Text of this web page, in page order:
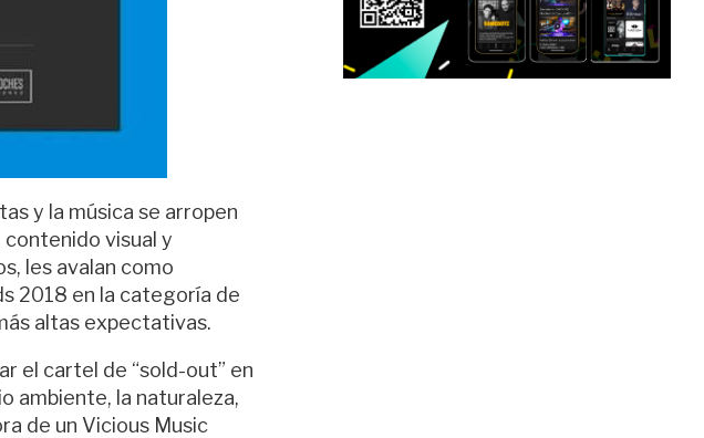
y la música se arropen
visual y
les avalan como
2018 en la categoría de
altas expectativas.
el cartel de “sold-out” en
ambiente, la naturaleza,
de un Vicious Music